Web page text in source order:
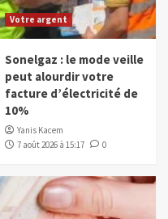
Votre argent
Sonelgaz : le mode veille
peut alourdir votre
facture d’électricité de
10%
Yanis Kacem
7 août 2026 à 15:17
0